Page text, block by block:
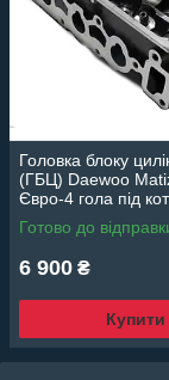
Головка блоку
(ГБЦ) Daewoo
Євро-4 гола під
96659547 відновлює
компресію
Готово до
6 900 ₴
Купити